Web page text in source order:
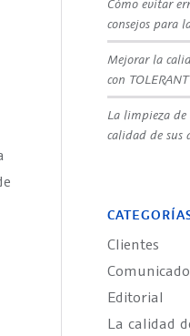
consejos para
Mejorar la
con
La limpieza
calidad de sus
Clientes
Editorial
La calidad